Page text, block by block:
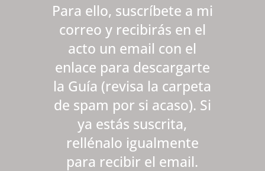
Para ello, suscríbete a mi
correo y recibirás en el
acto un email con el
enlace para descargarte
la Guía (revisa la carpeta
de spam por si acaso). Si
ya estás suscrita,
rellénalo igualmente
para recibir el email.